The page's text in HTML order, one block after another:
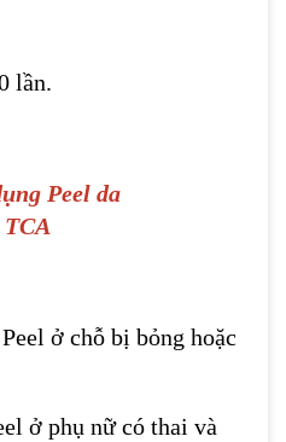
lần.
Peel da
ở chỗ bị bỏng hoặc
ở phụ nữ có thai và